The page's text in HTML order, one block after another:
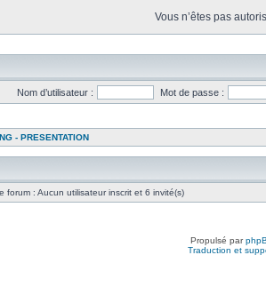
Vous n’êtes pas
Nom d’utilisateur : Mot de passe :
- PRESENTATION
forum : Aucun utilisateur inscrit et 6 invité(s)
Propulsé par
Traduction et